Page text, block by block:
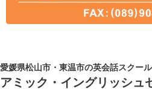
愛媛県松山市・東温市の英会話スクール
アミック・イングリッシュ